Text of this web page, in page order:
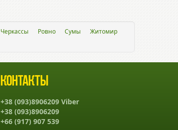
Черкассы Ровно Сумы
Житомир
Контакты
+38 (093)8906209 Viber
+38 (093)8906209
+66 (917) 907 539